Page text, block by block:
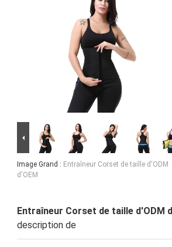
Image Grand : Entraîneur Corset de taille d'ODM
d'OEM
Entraîneur Corset de taille d'ODM
description de